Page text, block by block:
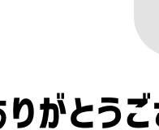
がとうご